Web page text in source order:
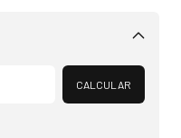
Alterar CEP
CALCULAR